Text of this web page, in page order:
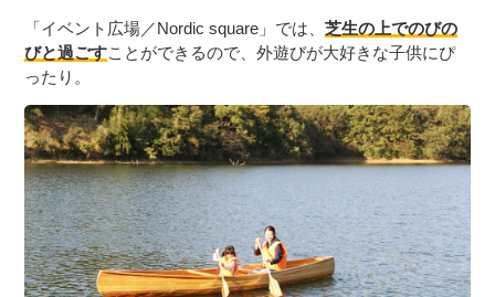
「イベント広場／Nordic square」では、芝生の上でのびの
びと過ごすことができるので、外遊びが大好きな子供にぴ
ったり。